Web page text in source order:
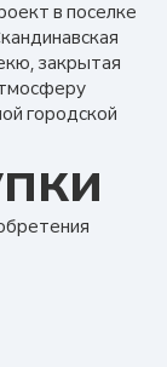
в поселке
закрытая
городской